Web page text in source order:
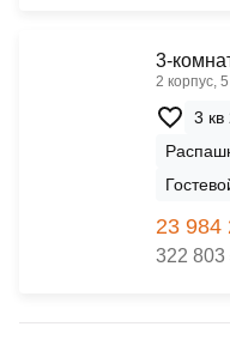
3-
2 корпус,
3 кв
23 984
322 803